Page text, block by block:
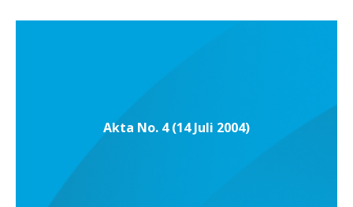
Akta No. 4 (14 Juli 2004)